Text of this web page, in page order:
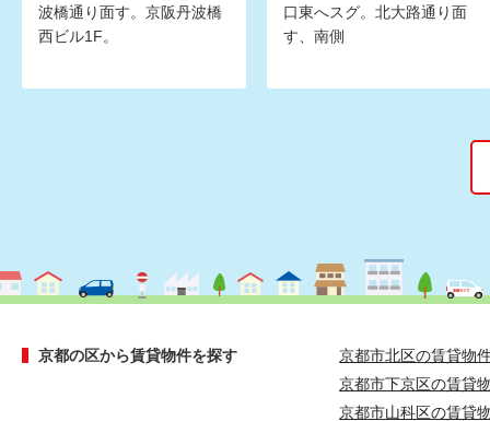
波橋通り面す。京阪丹波橋
西ビル1F。
口東へスグ。北大路通り面
す、南側
京都の区から賃貸物件を探す
京都市北区の賃貸物
京都市下京区の賃貸
京都市山科区の賃貸